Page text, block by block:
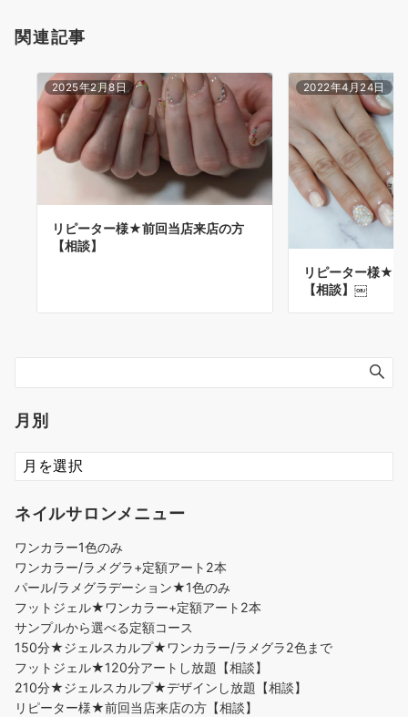
関連記事
2025年2月8日
リピーター様★前回当店来店の方
【相談】
2022年4月24日
リピーター様★
【相談】￼
月別
ネイルサロンメニュー
ワンカラー1色のみ
ワンカラー/ラメグラ+定額アート2本
パール/ラメグラデーション★1色のみ
フットジェル★ワンカラー+定額アート2本
サンプルから選べる定額コース
150分★ジェルスカルプ★ワンカラー/ラメグラ2色まで
フットジェル★120分アートし放題【相談】
210分★ジェルスカルプ★デザインし放題【相談】
リピーター様★前回当店来店の方【相談】